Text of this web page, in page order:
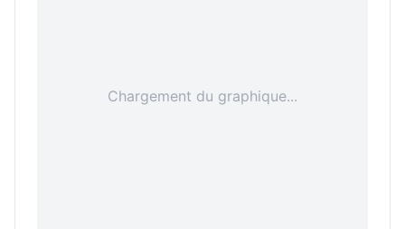
Chargement du graphique...